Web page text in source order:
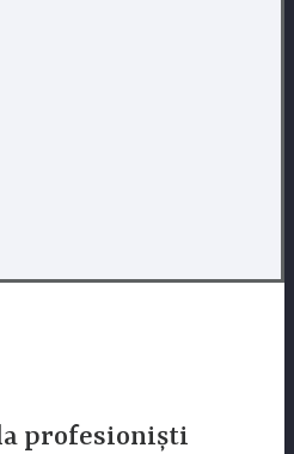
profesioniști